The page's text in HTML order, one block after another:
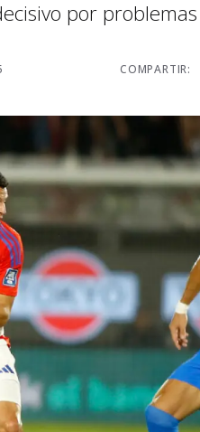
por
COMPARTIR: